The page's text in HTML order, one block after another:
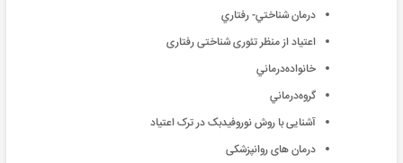
درمان شناختي- رفتاري
اعتیاد از منظر تئوری شناختی رفتاری
خانواده‌درماني
گروه‌درماني
آشنایی با روش نوروفیدبک در ترک اعتیاد
درمان های روانپزشکی